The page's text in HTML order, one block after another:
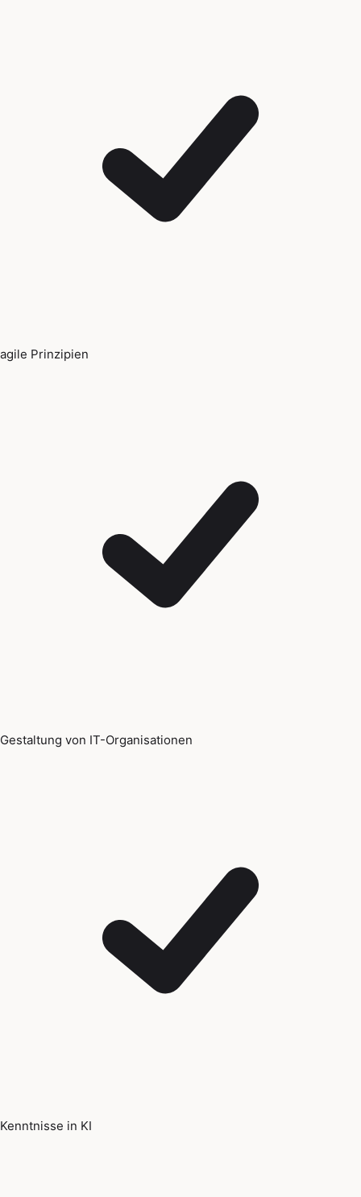
agile Prinzipien
Gestaltung von IT-Organisationen
Kenntnisse in KI